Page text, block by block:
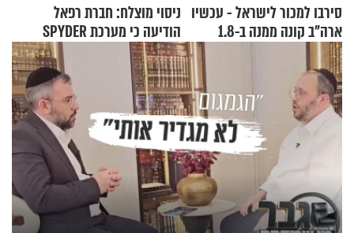
סירבו למכור לישראל - עכשיו
ארה"ב קונה ממנה ב-1.8
מיליארד דולר
ניסוי מוצלח: חברת רפאל
הודיעה כי מערכת SPYDER
הצליחה ליירט כטב"ם